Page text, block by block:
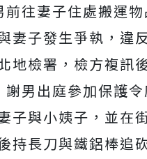
往妻子住處搬運
妻子發生爭執，違
地檢署，檢方複訊
男出庭參加保護令
子與小姨子，並在
持長刀與鐵鋁棒追